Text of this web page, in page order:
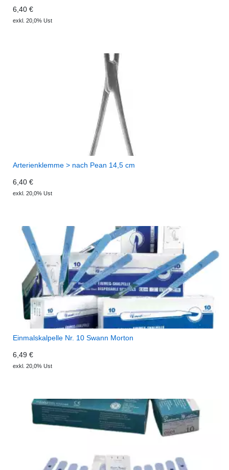
6,40 €
exkl. 20,0% Ust
Arterienklemme > nach Pean 14,5 cm
6,40 €
exkl. 20,0% Ust
Einmalskalpelle Nr. 10 Swann Morton
6,49 €
exkl. 20,0% Ust